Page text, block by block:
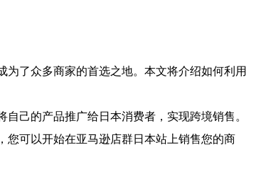
了众多商家的首选之地。本文将介绍如何利用
己的产品推广给日本消费者，实现跨境销售。
您可以开始在亚马逊店群日本站上销售您的商